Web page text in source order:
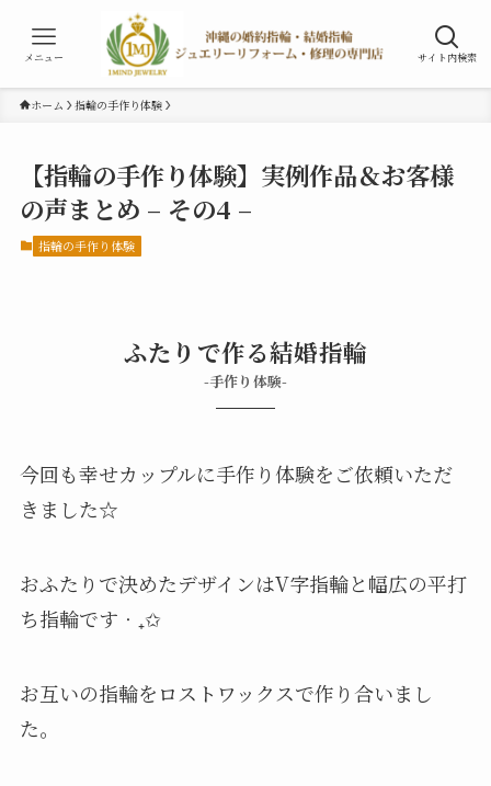
サイト内検索
メニュー
ホーム 指輪の手作り体験
【指輪の手作り体験】実例作品＆お客様
の声まとめ – その4 –
指輪の手作り体験
ふたりで作る結婚指輪
-手作り体験-
今回も幸せカップルに手作り体験をご依頼いただ
きました☆
おふたりで決めたデザインはV字指輪と幅広の平打
ち指輪です‧₊✩
お互いの指輪をロストワックスで作り合いまし
た。